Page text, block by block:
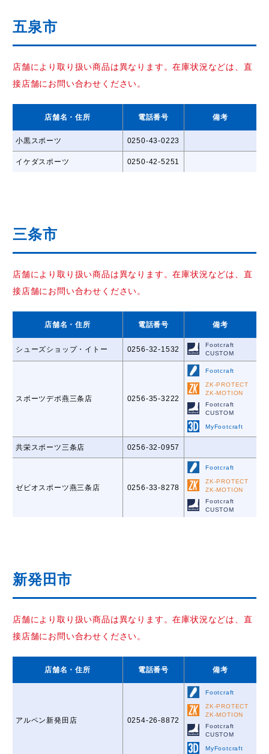
五泉市
店舗により取り扱い商品は異なります。在庫状況などは、直
接店舗にお問い合わせください。
店舗名 ・住所 電話番号 備考
小黒スポーツ 0250-43-0223
イケダスポーツ 0250-42-5251
三条市
店舗により取り扱い商品は異なります。在庫状況などは、直
接店舗にお問い合わせください。
店舗名 ・住所 電話番号 備考
シューズショップ・イトー 0256-32-1532
Footcraft
CUSTOM
スポーツデポ燕三条店 0256-35-3222
Footcraft
ZK-PROTECT
ZK-MOTION
Footcraft
CUSTOM
MyFootcraft
共栄スポーツ三条店 0256-32-0957
ゼビオスポーツ燕三条店 0256-33-8278
Footcraft
ZK-PROTECT
ZK-MOTION
Footcraft
CUSTOM
新発田市
店舗により取り扱い商品は異なります。在庫状況などは、直
接店舗にお問い合わせください。
店舗名 ・住所 電話番号 備考
アルペン新発田店 0254-26-8872
Footcraft
ZK-PROTECT
ZK-MOTION
Footcraft
CUSTOM
MyFootcraft